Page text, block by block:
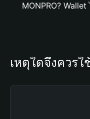
MONPRO? Wallet
เหตุใดจึงควรใ